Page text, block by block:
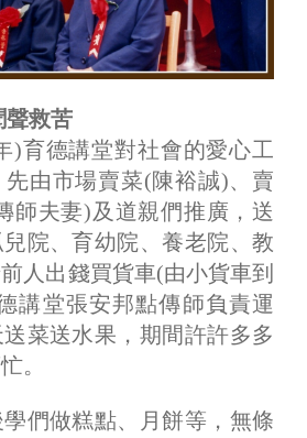
聲救苦
)育德講堂對社會的愛心工
由市場賣菜(陳裕誠)、賣
師夫妻)及道親們推廣，送
院、育幼院、養老院、教
人出錢買貨車(由小貨車到
講堂張安邦點傳師負責運
菜送水果，期間許許多多
。
們做糕點、月餅等，無條